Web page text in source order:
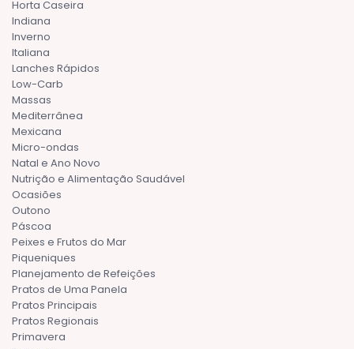
Horta Caseira
Indiana
Inverno
Italiana
Lanches Rápidos
Low-Carb
Massas
Mediterrânea
Mexicana
Micro-ondas
Natal e Ano Novo
Nutrição e Alimentação Saudável
Ocasiões
Outono
Páscoa
Peixes e Frutos do Mar
Piqueniques
Planejamento de Refeições
Pratos de Uma Panela
Pratos Principais
Pratos Regionais
Primavera